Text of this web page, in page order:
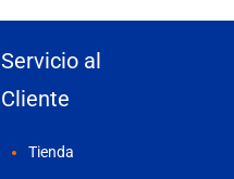
Servicio al
Cliente
Tienda